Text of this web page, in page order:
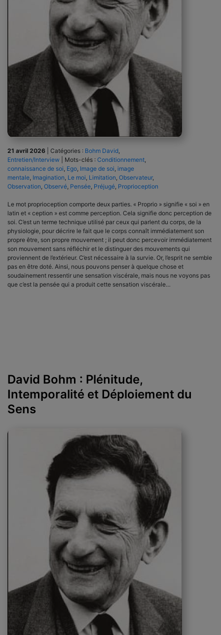
21 avril 2026 Catégories : Bohm David,
Entretien/Interview
Mots-clés : Conditionnement,
connaissance de soi, Ego, Image de soi, image
mentale, Imagination, Le moi, Limitation, Observateur,
Observation, Observé, Pensée, Préjugé, Proprioception
Le mot proprioception comporte deux parties. « Proprio » signifie « soi » en
latin et « ception » est comme perception. Cela signifie donc perception de
soi. C’est un terme technique utilisé par ceux qui parlent du corps, de la
physiologie, pour décrire le fait que le corps connaît immédiatement son
propre être, son propre mouvement ; il peut donc percevoir immédiatement
son mouvement sans réfléchir et le distinguer des mouvements qui
proviennent de l’extérieur. C’est nécessaire à la survie. Or, l’esprit ne semble
pas en être doté. Ainsi, nous pouvons penser à quelque chose et
soudainement ressentir une sensation viscérale, mais nous ne voyons pas
que c’est la pensée qui a produit cette sensation viscérale…
David Bohm : Plénitude,
Intemporalité et Déploiement du
Sens